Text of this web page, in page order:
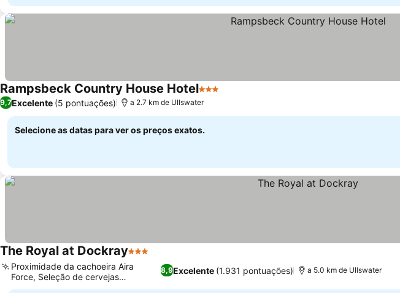
Rampsbeck Country House Hotel3 Estrelas
9,7Excelente (5 pontuações) a 2.7 km de Ullswater
Selecione as datas para ver os preços exatos.
The Royal at Dockray3 Estrelas
8,9Excelente (1.931 pontuações)
Proximidade da cachoeira Aira
Force, Seleção de cervejas
artesanais locais
a 5.0 km de Ullswater